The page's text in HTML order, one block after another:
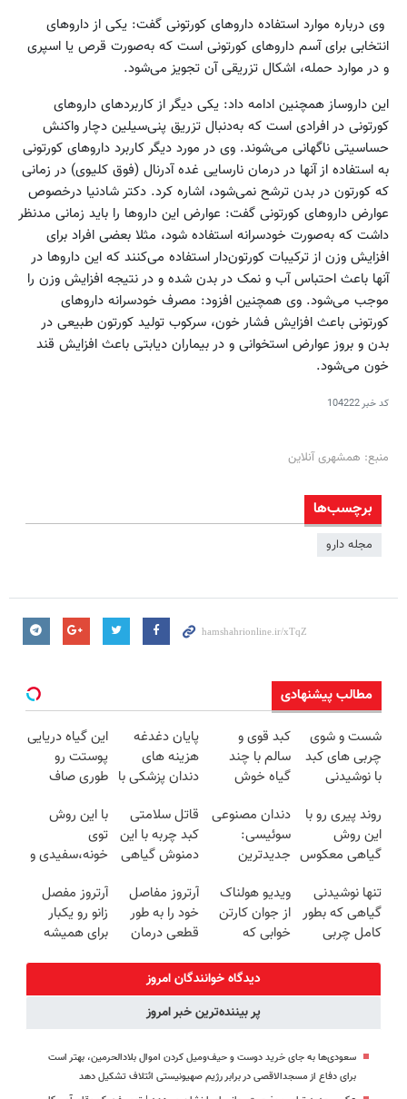
وی درباره موارد استفاده داروهای کورتونی گفت: یکی از داروهای
انتخابی برای آسم داروهای کورتونی است که به‌صورت قرص یا اسپری
و در موارد حمله، اشکال تزریقی آن تجویز می‌شود.
این داروساز همچنین ادامه داد: یکی دیگر از کاربردهای داروهای
کورتونی در افرادی است که به‌دنبال تزریق پنی‌سیلین دچار واکنش
حساسیتی ناگهانی می‌شوند. وی در مورد دیگر کاربرد داروهای کورتونی
به استفاده از آنها در درمان نارسایی غده آدرنال (فوق کلیوی) در زمانی
که کورتون در بدن ترشح نمی‌شود، اشاره کرد. دکتر شادنیا درخصوص
عوارض داروهای کورتونی گفت: عوارض این داروها را باید زمانی مدنظر
داشت که به‌صورت خودسرانه استفاده شود، مثلا بعضی افراد برای
افزایش وزن از ترکیبات کورتون‌دار استفاده می‌کنند که این داروها در
آنها باعث احتباس آب و نمک در بدن شده و در نتیجه افزایش وزن را
موجب می‌شود. وی همچنین افزود: مصرف خودسرانه داروهای
کورتونی باعث افزایش فشار خون، سرکوب تولید کورتون طبیعی در
بدن و بروز عوارض استخوانی و در بیماران دیابتی باعث افزایش قند
خون می‌شود.
کد خبر104222
منبع: همشهری آنلاین
برچسب‌ها
مجله دارو
مطالب پیشنهادی
شست و شوی
چربی های کبد
با نوشیدنی
کبد قوی و
سالم با چند
گیاه خوش
پایان دغدغه
هزینه های
دندان پزشکی با
کننده خانگی
این گیاه دریایی
پوستت رو
طوری صاف
20سال جوون
شدی🔥
روند پیری رو با
این روش
گیاهی معکوس
دندان مصنوعی
سوئیسی:
جدیدترین
سبک و مقاوم |
پرداخت قسطی
قاتل سلامتی
کبد چربه با این
دمنوش گیاهی
با این روش
توی
خونه،سفیدی و
برگردون
(40%off)
تنها نوشیدنی
گیاهی که بطور
کامل چربی
ویدیو هولناک
از جوان کارتن
خوابی که
آموزش رایگان
آرتروز مفاصل
خود را به طور
قطعی درمان
◗پرسش‌نامه◖
آرتروز مفصل
زانو رو یکبار
برای همیشه
دیدگاه خوانندگان امروز
پر بیننده‌ترین خبر امروز
سعودی‌ها به جای خرید دوست و حیف‌ومیل کردن اموال بلادالحرمین، بهتر است
برای دفاع از مسجدالاقصی در برابر رژیم صهیونیستی ائتلاف تشکیل دهد